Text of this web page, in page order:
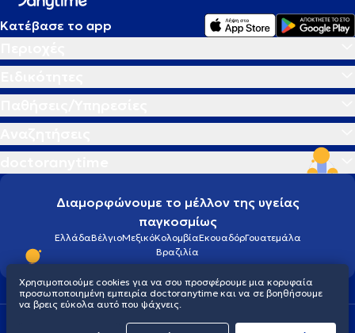
Κατέβασε το app
Διαμορφώνουμε το μέλλον της υγείας
παγκοσμίως
ΕλλάδαΒέλγιοΜεξικόΚολομβίαΕκουαδόρΓουατεμάλα
Βραζιλία
Πολιτική προστασίας προσωπικού απορρήτου
Χρησιμοποιούμε cookies για να σου προσφέρουμε μια κορυφαία
προσωποποιημένη εμπειρία doctoranytime και να σε βοηθήσουμε
να βρεις εύκολα αυτό που ψάχνεις.